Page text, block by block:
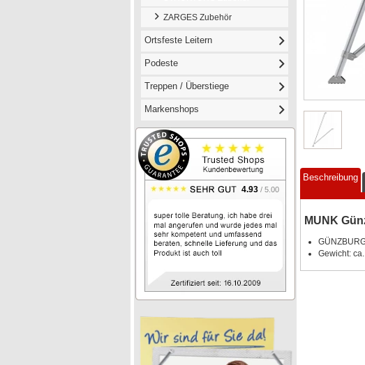
ZARGES Zubehör
Ortsfeste Leitern
Podeste
Treppen / Überstiege
Markenshops
4.93 / 5.00
Beschreibung
MUNK
Gewicht: